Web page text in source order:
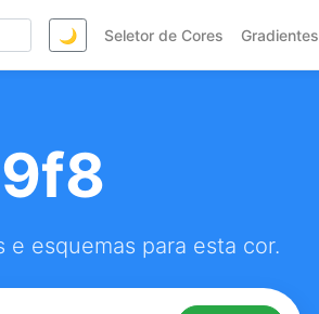
🌙 Seletor de Cores Gradientes
esquemas para esta cor.